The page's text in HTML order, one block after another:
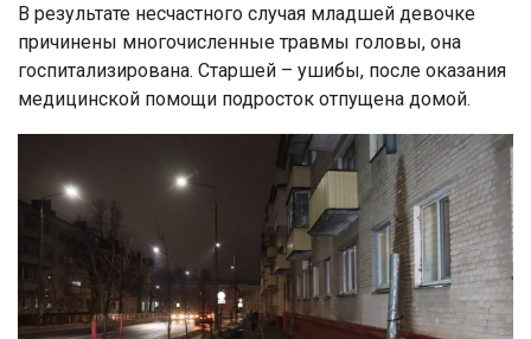
В результате несчастного случая младшей девочке
причинены многочисленные травмы головы, она
госпитализирована. Старшей – ушибы, после оказания
медицинской помощи подросток отпущена домой.